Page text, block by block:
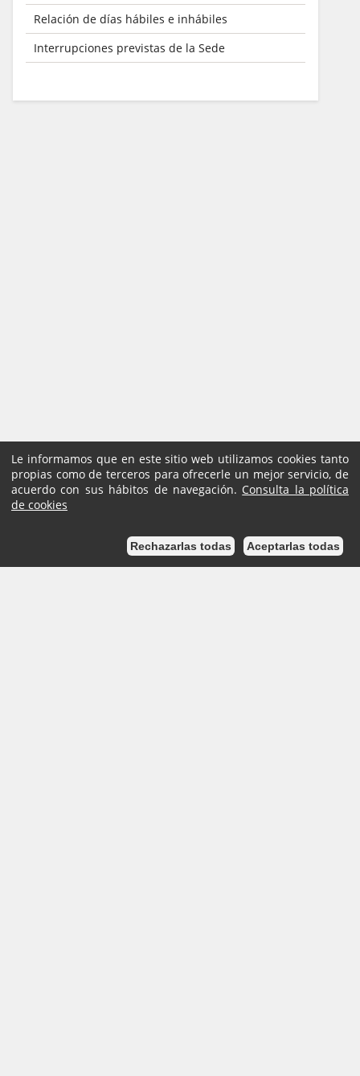
Relación de días hábiles e inhábiles
Interrupciones previstas de la Sede
Le informamos que en este sitio web utilizamos cookies tanto
propias como de terceros para ofrecerle un mejor servicio, de
acuerdo con sus hábitos de navegación. Consulta la política
de cookies
Rechazarlas todas Aceptarlas todas